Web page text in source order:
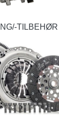
TILBEHØR